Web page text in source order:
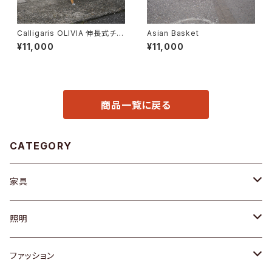
Calligaris OLIVIA 伸長式チェ
ア
¥11,000
Asian Basket
¥11,000
商品一覧に戻る
CATEGORY
家具
ソファ / ベンチ
チェア / スツール
照明
ペンダントライト
ファッション